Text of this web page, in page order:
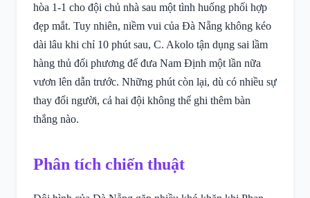
hòa 1-1 cho đội chủ nhà sau một tình huống phối hợp
đẹp mắt. Tuy nhiên, niềm vui của Đà Nẵng không kéo
dài lâu khi chỉ 10 phút sau, C. Akolo tận dụng sai lầm
hàng thủ đối phương để đưa Nam Định một lần nữa
vươn lên dẫn trước. Những phút còn lại, dù có nhiều sự
thay đổi người, cả hai đội không thể ghi thêm bàn
thắng nào.
Phân tích chiến thuật